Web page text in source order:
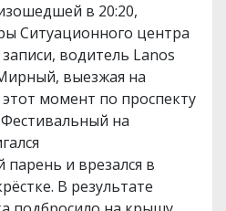
в 20:20,
Ситуационного центра
водитель Lanos
выезжая на
момент по проспекту
на
и врезался в
В результате